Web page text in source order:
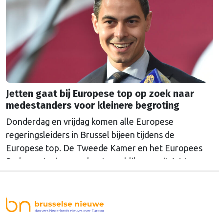
Jetten gaat bij Europese top op zoek naar
medestanders voor kleinere begroting
Donderdag en vrijdag komen alle Europese
regeringsleiders in Brussel bijeen tijdens de
Europese top. De Tweede Kamer en het Europees
Parlement wierpen alvast een blik vooruit. Wat